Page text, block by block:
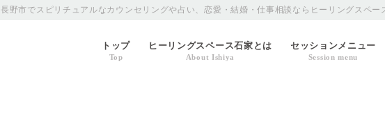
長野市でスピリチュアルなカウンセリングや占い、恋愛・結婚・仕事相談ならヒーリングスペー
トップ
Top
ヒーリングスペース石家とは
About Ishiya
セッションメニュー
Session menu